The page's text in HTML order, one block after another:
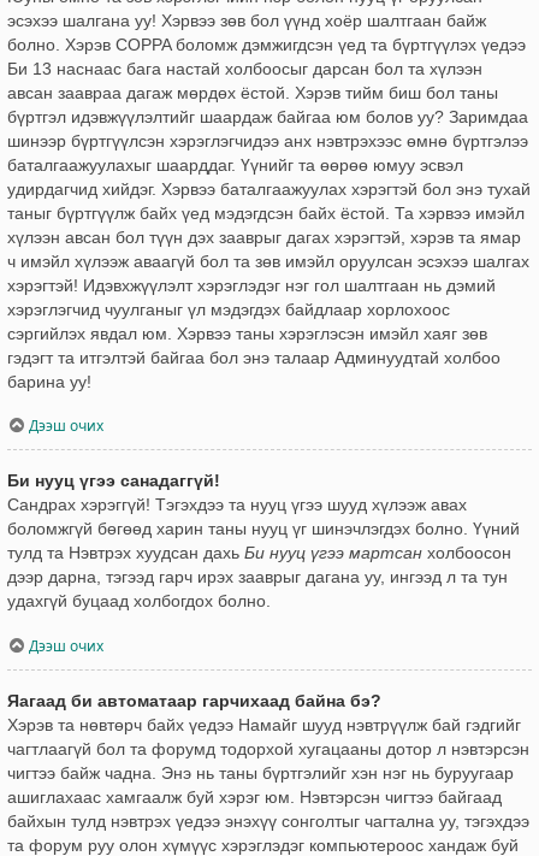
эсэхээ шалгана уу! Хэрвээ зөв бол үүнд хоёр шалтгаан байж
болно. Хэрэв COPPA боломж дэмжигдсэн үед та бүртгүүлэх үедээ
Би 13 наснаас бага настай холбоосыг дарсан бол та хүлээн
авсан заавраа дагаж мөрдөх ёстой. Хэрэв тийм биш бол таны
бүртгэл идэвжүүлэлтийг шаардаж байгаа юм болов уу? Заримдаа
шинээр бүртгүүлсэн хэрэглэгчидээ анх нэвтрэхээс өмнө бүртгэлээ
баталгаажуулахыг шаарддаг. Үүнийг та өөрөө юмуу эсвэл
удирдагчид хийдэг. Хэрвээ баталгаажуулах хэрэгтэй бол энэ тухай
таныг бүртгүүлж байх үед мэдэгдсэн байх ёстой. Та хэрвээ имэйл
хүлээн авсан бол түүн дэх зааврыг дагах хэрэгтэй, хэрэв та ямар
ч имэйл хүлээж аваагүй бол та зөв имэйл оруулсан эсэхээ шалгах
хэрэгтэй! Идэвхжүүлэлт хэрэглэдэг нэг гол шалтгаан нь дэмий
хэрэглэгчид чуулганыг үл мэдэгдэх байдлаар хорлохоос
сэргийлэх явдал юм. Хэрвээ таны хэрэглэсэн имэйл хаяг зөв
гэдэгт та итгэлтэй байгаа бол энэ талаар Админуудтай холбоо
барина уу!
Дээш очих
Би нууц үгээ санадаггүй!
Сандрах хэрэггүй! Тэгэхдээ та нууц үгээ шууд хүлээж авах
боломжгүй бөгөөд харин таны нууц үг шинэчлэгдэх болно. Үүний
тулд та Нэвтрэх хуудсан дахь Би нууц үгээ мартсан холбоосон
дээр дарна, тэгээд гарч ирэх зааврыг дагана уу, ингээд л та тун
удахгүй буцаад холбогдох болно.
Дээш очих
Яагаад би автоматаар гарчихаад байна бэ?
Хэрэв та нөвтөрч байх үедээ Намайг шууд нэвтрүүлж бай гэдгийг
чагтлаагүй бол та форумд тодорхой хугацааны дотор л нэвтэрсэн
чигтээ байж чадна. Энэ нь таны бүртгэлийг хэн нэг нь буруугаар
ашиглахаас хамгаалж буй хэрэг юм. Нэвтэрсэн чигтээ байгаад
байхын тулд нэвтрэх үедээ энэхүү сонголтыг чагтална уу, тэгэхдээ
та форум руу олон хүмүүс хэрэглэдэг компьютероос хандаж буй